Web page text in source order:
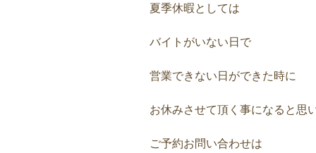
夏季休暇としては
バイトがいない日で
営業できない日ができた時に
お休みさせて頂く事になると思
ご予約お問い合わせは